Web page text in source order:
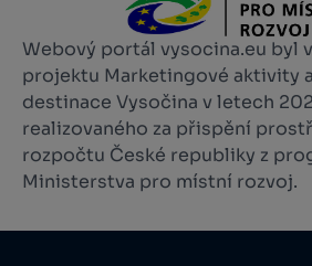
Webový portál vysocina.eu byl
projektu Marketingové aktivity
destinace Vysočina v letech
realizovaného za přispění
rozpočtu České republiky z
Ministerstva pro místní rozvoj.